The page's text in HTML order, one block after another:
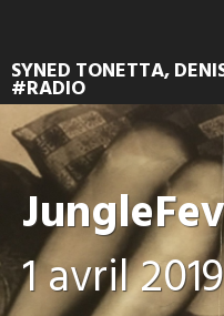
SYNED TONETTA,
#RADIO
1 avril 2019